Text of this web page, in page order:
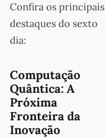
Confira os principais
destaques do sexto
dia:
Computação
Quântica: A
Próxima
Fronteira da
Inovação